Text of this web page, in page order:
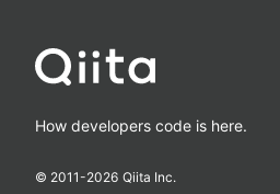
How developers code is here.
© 2011-2026 Qiita Inc.